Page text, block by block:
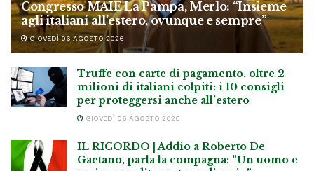
Congresso MAIE La Pampa, Merlo: “Insieme
agli italiani all’estero, ovunque e sempre”
GIOVEDÌ 06 AGOSTO 2026
Truffe con carte di pagamento, oltre 2
milioni di italiani colpiti: i 10 consigli
per proteggersi anche all’estero
GIOVEDÌ 06 AGOSTO 2026
IL RICORDO | Addio a Roberto De
Gaetano, parla la compagna: “Un uomo e